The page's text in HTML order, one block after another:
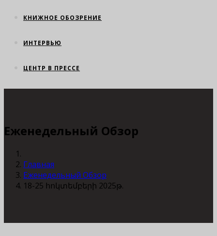
КНИЖНОЕ ОБОЗРЕНИЕ
ИНТЕРВЬЮ
ЦЕНТР В ПРЕССЕ
Еженедельный Обзор
Главная
Еженедельный Обзор
18-25 հոկտեմբերի 2025թ.